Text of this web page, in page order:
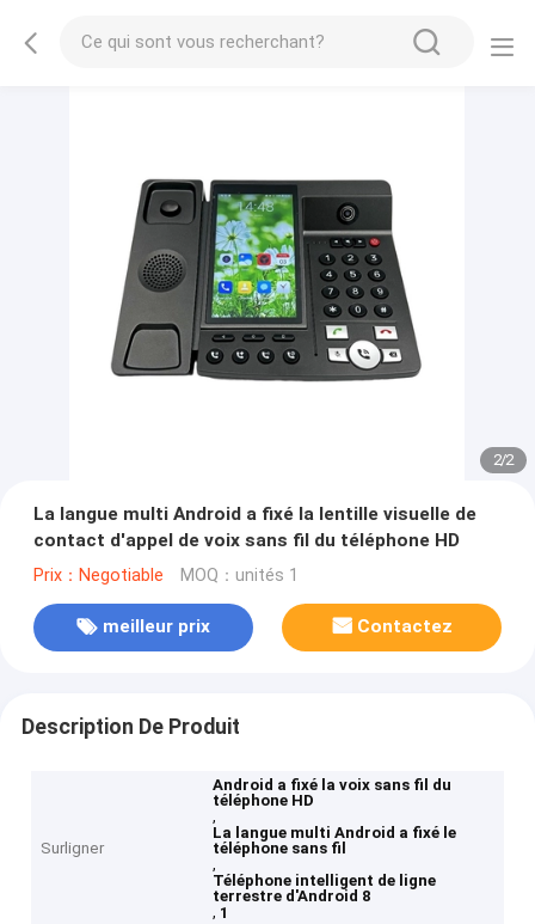
2/2
La langue multi Android a fixé la lentille visuelle de
contact d'appel de voix sans fil du téléphone HD
Prix：Negotiable MOQ：unités 1
meilleur prix Contactez
Description De Produit
Surligner
Android a fixé la voix sans fil du
téléphone HD
,
La langue multi Android a fixé le
téléphone sans fil
,
Téléphone intelligent de ligne
terrestre d'Android 8
, 1